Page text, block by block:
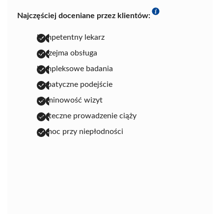
Najczęściej doceniane przez klientów:
kompetentny lekarz
uprzejma obsługa
kompleksowe badania
empatyczne podejście
terminowość wizyt
skuteczne prowadzenie ciąży
pomoc przy niepłodności